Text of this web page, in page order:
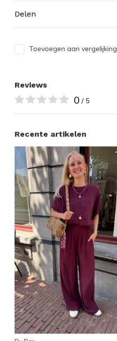
Delen
Toevoegen aan vergelijking
Reviews
0 / 5
Recente artikelen